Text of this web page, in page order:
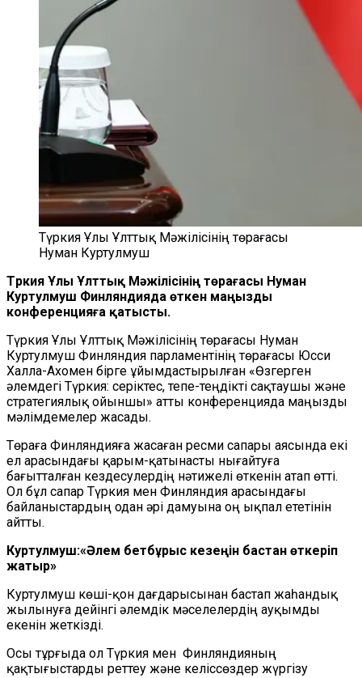
Түркия Ұлы Ұлттық Мәжілісінің төрағасы
Нуман Куртулмуш
Түркия Ұлы Ұлттық Мәжілісінің төрағасы Нуман
Куртулмуш Финляндияда өткен маңызды
конференцияға қатысты.
Түркия Ұлы Ұлттық Мәжілісінің төрағасы Нуман
Куртулмуш Финляндия парламентінің төрағасы Юсси
Халла-Ахомен бірге ұйымдастырылған «Өзгерген
әлемдегі Түркия: серіктес, тепе-теңдікті сақтаушы және
стратегиялық ойыншы» атты конференцияда маңызды
мәлімдемелер жасады.
Төраға Финляндияға жасаған ресми сапары аясында екі
ел арасындағы қарым-қатынасты нығайтуға
бағытталған кездесулердің нәтижелі өткенін атап өтті.
Ол бұл сапар Түркия мен Финляндия арасындағы
байланыстардың одан әрі дамуына оң ықпал ететінін
айтты.
Куртулмуш:«Әлем бетбұрыс кезеңін бастан өткеріп
жатыр»
Куртулмуш көші-қон дағдарысынан бастап жаһандық
жылынуға дейінгі әлемдік мәселелердің ауқымды
екенін жеткізді.
Осы тұрғыда ол Түркия мен Финляндияның
қақтығыстарды реттеу және келіссөздер жүргізу